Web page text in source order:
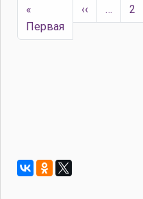
Нумерация страниц
«
ПерваяПервая
‹‹ … 2